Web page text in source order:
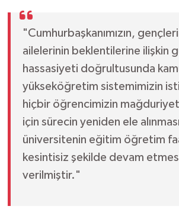
"Cumhurbaşkanımızın,
ailelerinin beklentilerine ilişkin
hassasiyeti doğrultusunda
yükseköğretim sistemimizin
hiçbir öğrencimizin mağduriyet
için sürecin yeniden ele
üniversitenin eğitim öğretim
kesintisiz şekilde devam
verilmiştir."